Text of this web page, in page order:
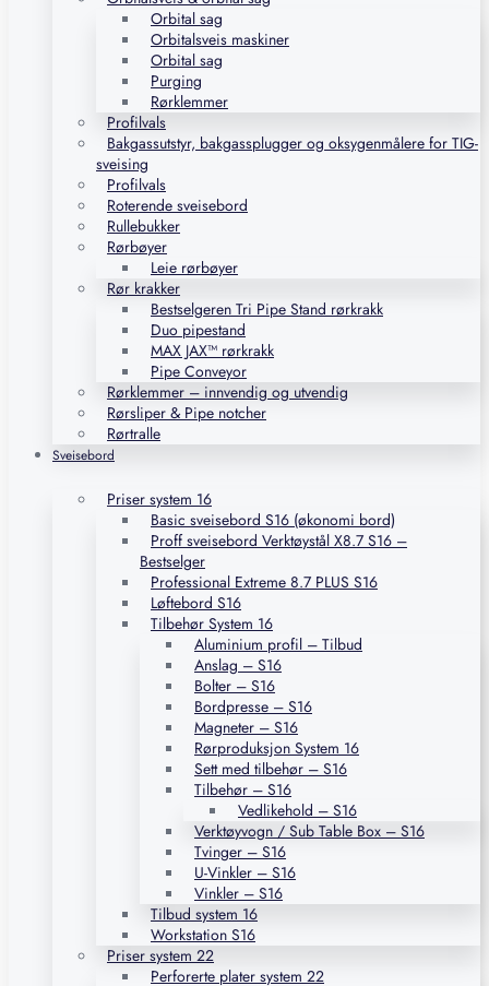
Orbital sag
Orbitalsveis maskiner
Orbital sag
Purging
Rørklemmer
Profilvals
Bakgassutstyr, bakgassplugger og oksygenmålere for TIG-
sveising
Profilvals
Roterende sveisebord
Rullebukker
Rørbøyer
Leie rørbøyer
Rør krakker
Bestselgeren Tri Pipe Stand rørkrakk
Duo pipestand
MAX JAX™ rørkrakk
Pipe Conveyor
Rørklemmer – innvendig og utvendig
Rørsliper & Pipe notcher
Rørtralle
Sveisebord
Priser system 16
Basic sveisebord S16 (økonomi bord)
Proff sveisebord Verktøystål X8.7 S16 –
Bestselger
Professional Extreme 8.7 PLUS S16
Løftebord S16
Tilbehør System 16
Aluminium profil – Tilbud
Anslag – S16
Bolter – S16
Bordpresse – S16
Magneter – S16
Rørproduksjon System 16
Sett med tilbehør – S16
Tilbehør – S16
Vedlikehold – S16
Verktøyvogn / Sub Table Box – S16
Tvinger – S16
U-Vinkler – S16
Vinkler – S16
Tilbud system 16
Workstation S16
Priser system 22
Perforerte plater system 22